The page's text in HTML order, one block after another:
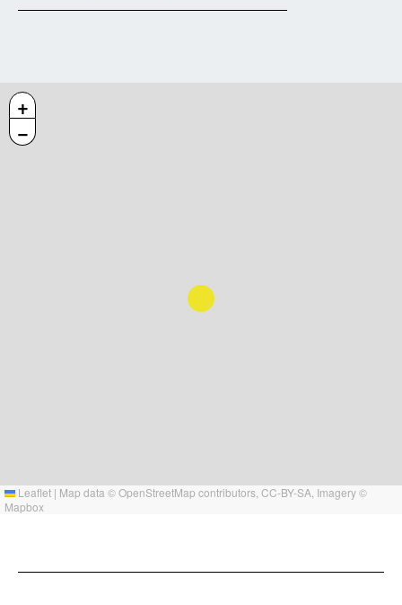
+
−
Leaflet | Map data ©OpenStreetMap contributors, CC-BY-SA , Imagery ©
Mapbox